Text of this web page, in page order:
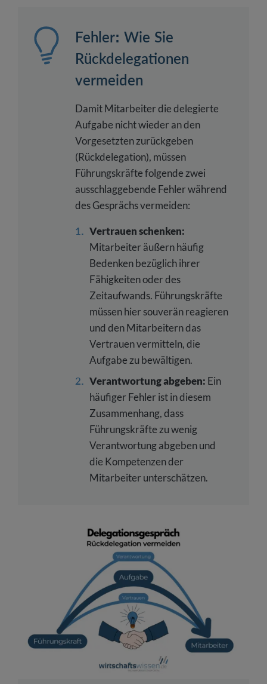
Fehler: Wie Sie
Rückdelegationen
vermeiden
Damit Mitarbeiter die delegierte
Aufgabe nicht wieder an den
Vorgesetzten zurückgeben
(Rückdelegation), müssen
Führungskräfte folgende zwei
ausschlaggebende Fehler während
des Gesprächs vermeiden:
Vertrauen schenken:
Mitarbeiter äußern häufig
Bedenken bezüglich ihrer
Fähigkeiten oder des
Zeitaufwands. Führungskräfte
müssen hier souverän reagieren
und den Mitarbeitern das
Vertrauen vermitteln, die
Aufgabe zu bewältigen.
Verantwortung abgeben: Ein
häufiger Fehler ist in diesem
Zusammenhang, dass
Führungskräfte zu wenig
Verantwortung abgeben und
die Kompetenzen der
Mitarbeiter unterschätzen.